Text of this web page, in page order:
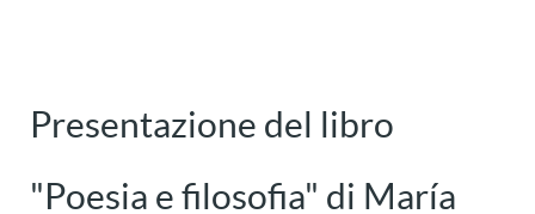
Presentazione del libro
"Poesia e filosofia" di María